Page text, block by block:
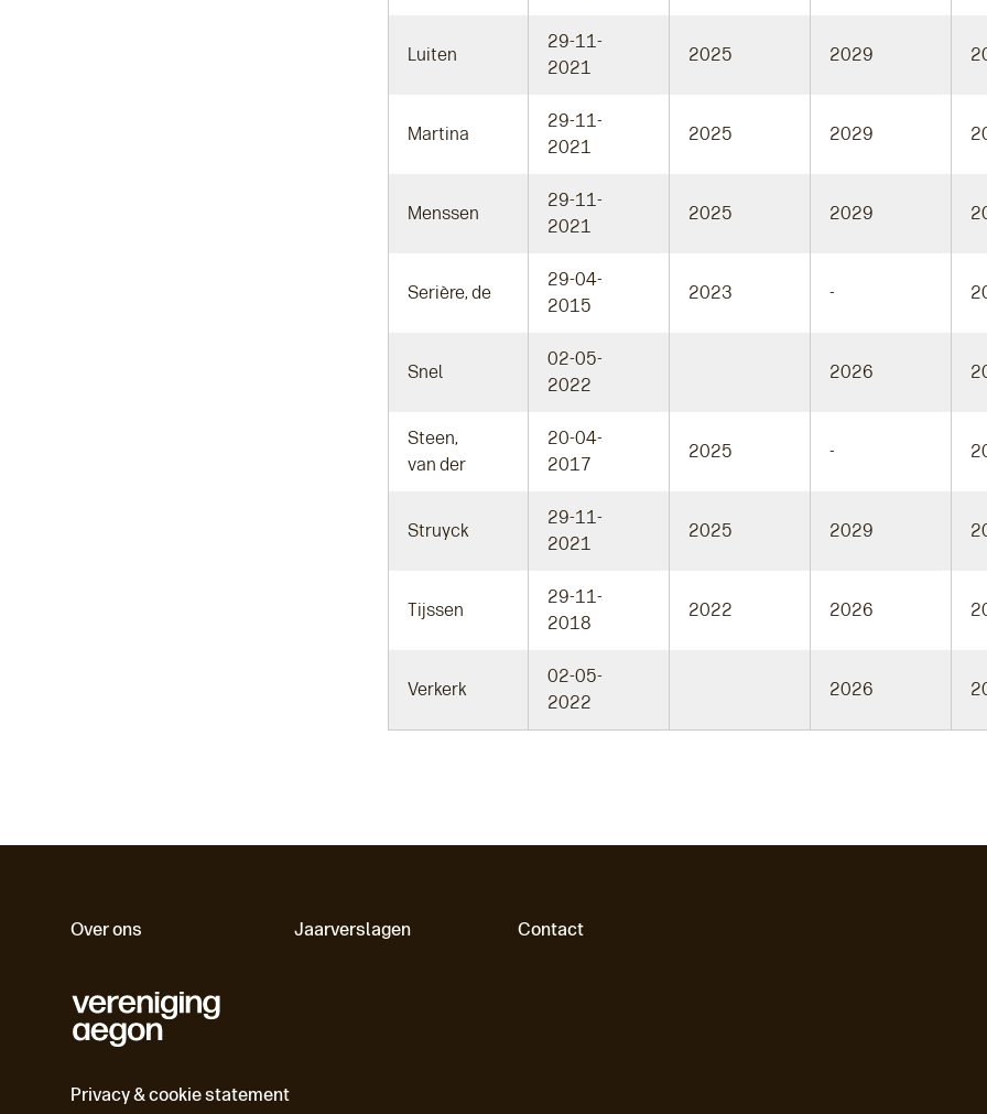
Luiten
29-11-
2021
2025 2029
Martina
29-11-
2021
2025 2029
Menssen
29-11-
2021
2025 2029
Serière, de
29-04-
2015
2023 -
Snel
02-05-
2022
2026
Steen,
van der
20-04-
2017
2025 -
Struyck
29-11-
2021
2025 2029
Tijssen
29-11-
2018
2022 2026
Verkerk
02-05-
2022
2026
Over ons Jaarverslagen Contact
Privacy & cookie statement